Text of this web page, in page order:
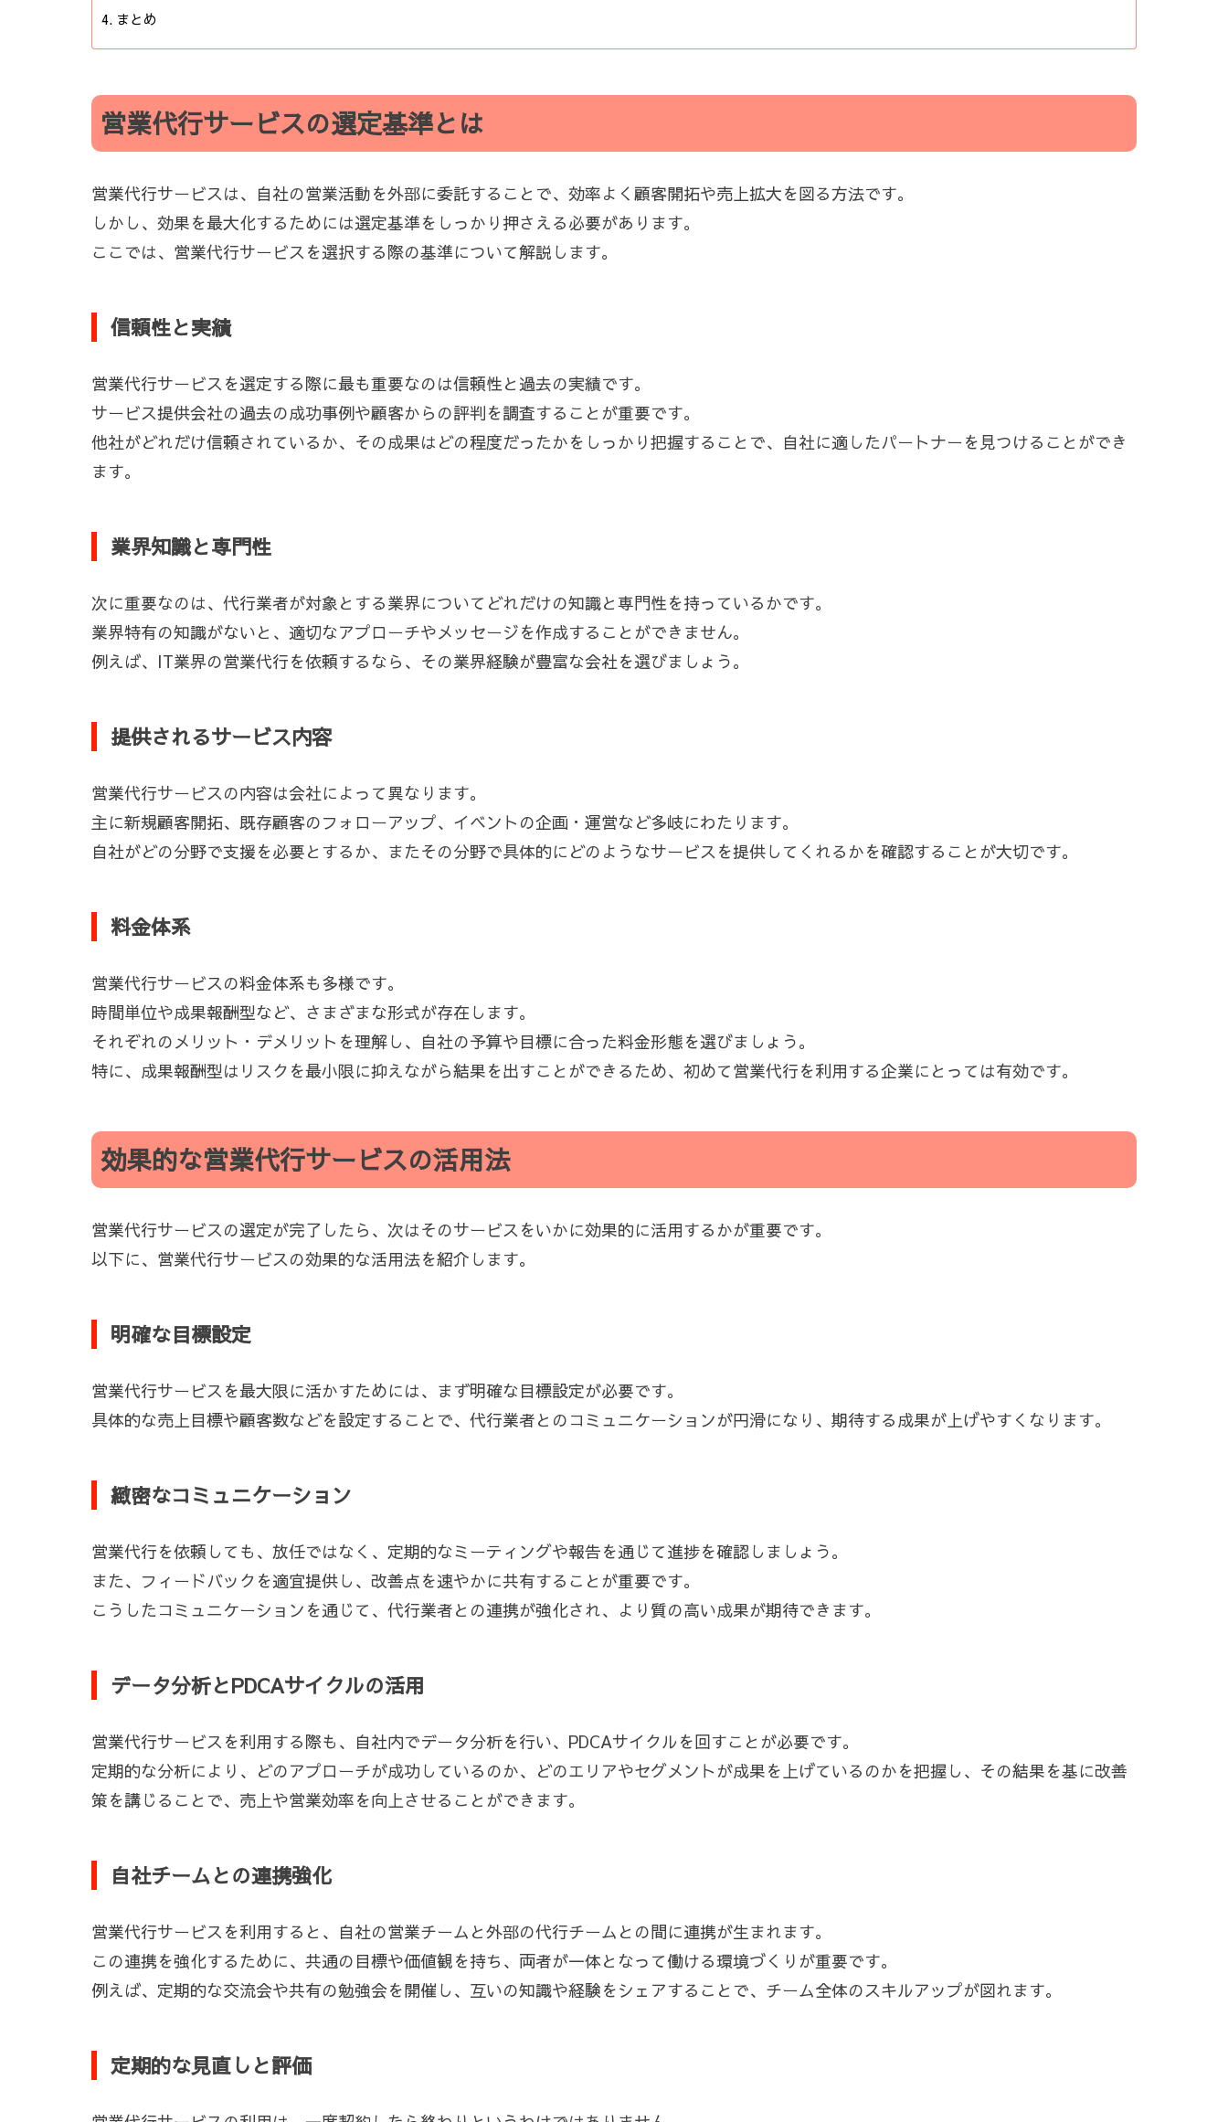
まとめ
営業代行サービスの選定基準とは
営業代行サービスは、自社の営業活動を外部に委託することで、効率よく顧客開拓や売上拡大を図る方法です。
しかし、効果を最大化するためには選定基準をしっかり押さえる必要があります。
ここでは、営業代行サービスを選択する際の基準について解説します。
信頼性と実績
営業代行サービスを選定する際に最も重要なのは信頼性と過去の実績です。
サービス提供会社の過去の成功事例や顧客からの評判を調査することが重要です。
他社がどれだけ信頼されているか、その成果はどの程度だったかをしっかり把握することで、自社に適したパートナーを見つけることができ
ます。
業界知識と専門性
次に重要なのは、代行業者が対象とする業界についてどれだけの知識と専門性を持っているかです。
業界特有の知識がないと、適切なアプローチやメッセージを作成することができません。
例えば、IT業界の営業代行を依頼するなら、その業界経験が豊富な会社を選びましょう。
提供されるサービス内容
営業代行サービスの内容は会社によって異なります。
主に新規顧客開拓、既存顧客のフォローアップ、イベントの企画・運営など多岐にわたります。
自社がどの分野で支援を必要とするか、またその分野で具体的にどのようなサービスを提供してくれるかを確認することが大切です。
料金体系
営業代行サービスの料金体系も多様です。
時間単位や成果報酬型など、さまざまな形式が存在します。
それぞれのメリット・デメリットを理解し、自社の予算や目標に合った料金形態を選びましょう。
特に、成果報酬型はリスクを最小限に抑えながら結果を出すことができるため、初めて営業代行を利用する企業にとっては有効です。
効果的な営業代行サービスの活用法
営業代行サービスの選定が完了したら、次はそのサービスをいかに効果的に活用するかが重要です。
以下に、営業代行サービスの効果的な活用法を紹介します。
明確な目標設定
営業代行サービスを最大限に活かすためには、まず明確な目標設定が必要です。
具体的な売上目標や顧客数などを設定することで、代行業者とのコミュニケーションが円滑になり、期待する成果が上げやすくなります。
緻密なコミュニケーション
営業代行を依頼しても、放任ではなく、定期的なミーティングや報告を通じて進捗を確認しましょう。
また、フィードバックを適宜提供し、改善点を速やかに共有することが重要です。
こうしたコミュニケーションを通じて、代行業者との連携が強化され、より質の高い成果が期待できます。
データ分析とPDCAサイクルの活用
営業代行サービスを利用する際も、自社内でデータ分析を行い、PDCAサイクルを回すことが必要です。
定期的な分析により、どのアプローチが成功しているのか、どのエリアやセグメントが成果を上げているのかを把握し、その結果を基に改善
策を講じることで、売上や営業効率を向上させることができます。
自社チームとの連携強化
営業代行サービスを利用すると、自社の営業チームと外部の代行チームとの間に連携が生まれます。
この連携を強化するために、共通の目標や価値観を持ち、両者が一体となって働ける環境づくりが重要です。
例えば、定期的な交流会や共有の勉強会を開催し、互いの知識や経験をシェアすることで、チーム全体のスキルアップが図れます。
定期的な見直しと評価